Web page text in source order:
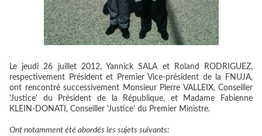
Le jeudi 26 juillet 2012, Yannick SALA et Roland RODRIGUEZ,
respectivement Président et Premier Vice-président de la FNUJA,
ont rencontré successivement Monsieur Pierre VALLEIX, Conseiller
'Justice' du Président de la République, et Madame Fabienne
KLEIN-DONATI, Conseiller 'Justice' du Premier Ministre.
Ont notamment été abordés les sujets suivants: